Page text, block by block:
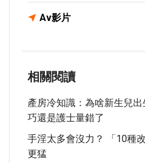
Av影片
相關閱讀
產房冷知識：為啥新生兒
巧還是護士量錯了
手淫太多會沒力？ 「10種
更猛